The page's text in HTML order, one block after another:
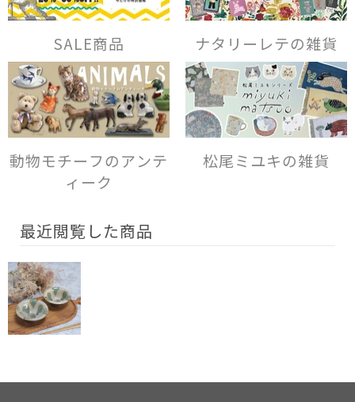
SALE商品 ナタリーレテの雑貨
動物モチーフのアンテ
ィーク
松尾ミユキの雑貨
最近閲覧した商品